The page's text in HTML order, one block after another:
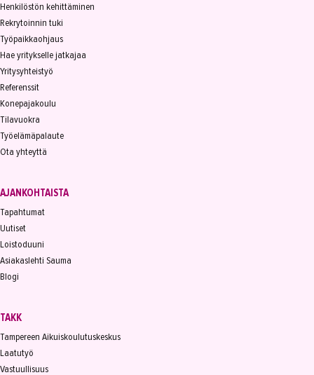
Henkilöstön kehittäminen
Rekrytoinnin tuki
Työpaikkaohjaus
Hae yritykselle jatkajaa
Yritysyhteistyö
Referenssit
Konepajakoulu
Tilavuokra
Työelämäpalaute
Ota yhteyttä
AJANKOHTAISTA
Tapahtumat
Uutiset
Loistoduuni
Asiakaslehti Sauma
Blogi
TAKK
Tampereen Aikuiskoulutuskeskus
Laatutyö
Vastuullisuus